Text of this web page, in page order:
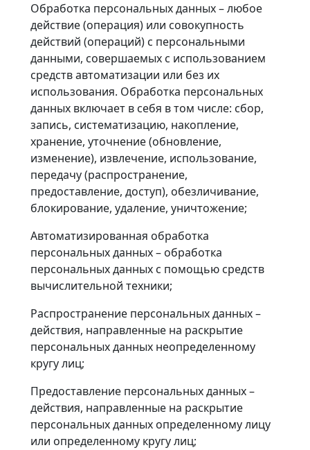
Обработка персональных данных – любое
действие (операция) или совокупность
действий (операций) с персональными
данными, совершаемых с использованием
средств автоматизации или без их
использования. Обработка персональных
данных включает в себя в том числе: сбор,
запись, систематизацию, накопление,
хранение, уточнение (обновление,
изменение), извлечение, использование,
передачу (распространение,
предоставление, доступ), обезличивание,
блокирование, удаление, уничтожение;
Автоматизированная обработка
персональных данных – обработка
персональных данных с помощью средств
вычислительной техники;
Распространение персональных данных –
действия, направленные на раскрытие
персональных данных неопределенному
кругу лиц;
Предоставление персональных данных –
действия, направленные на раскрытие
персональных данных определенному лицу
или определенному кругу лиц;